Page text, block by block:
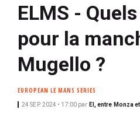
ELMS -
pour la
Mugello ?
EUROPEAN LE MANS SERIES
24 SEP. 2024 • 17:00 par EI, entre Monza